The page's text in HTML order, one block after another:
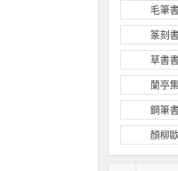
毛筆
篆刻
草書
蘭亭
鋼筆
顏柳